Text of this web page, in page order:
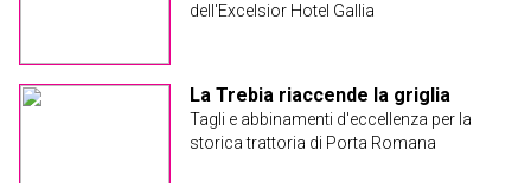
dell'Excelsior Hotel Gallia
La Trebia riaccende la griglia
Tagli e abbinamenti d'eccellenza per la
storica trattoria di Porta Romana